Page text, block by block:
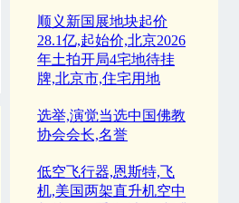
顺义新国展地块起价
28.1亿,起始价,北京2026
年土拍开局4宅地待挂
牌,北京市,住宅用地
选举,演觉当选中国佛教
协会会长,名誉
低空飞行器,恩斯特,飞
机,美国两架直升机空中